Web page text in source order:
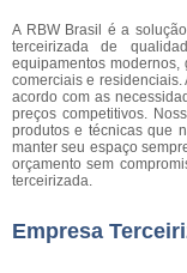
A RBW Brasil é a
terceirizada de
equipamentos
comerciais e
acordo com as
preços competitivos.
produtos e técnicas que
manter seu espaço
orçamento sem
terceirizada.
Empresa